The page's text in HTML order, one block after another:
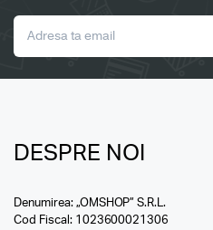
DESPRE NOI
Denumirea: „OMSHOP” S.R.L.
Cod Fiscal: 1023600021306